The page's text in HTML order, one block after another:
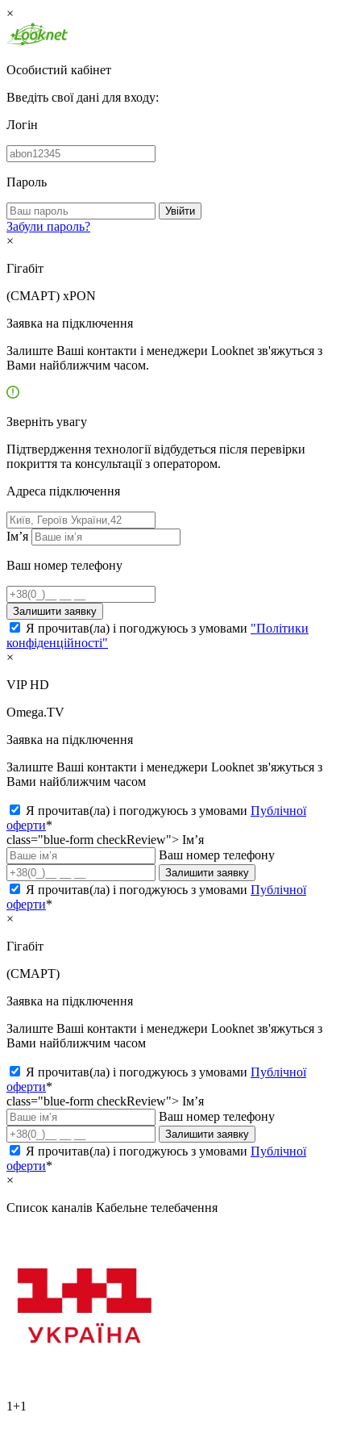
×
Особистий кабінет
Введіть свої дані для входу:
Логін
Пароль
Увійти
Забули пароль?
×
Гігабіт
(СМАРТ) xPON
Заявка на підключення
Залиште Ваші контакти і менеджери Looknet зв'яжуться з
Вами найближчим часом.
Зверніть увагу
Підтвердження технології відбудеться після перевірки
покриття та консультації з оператором.
Адресa підключення
Ім’я
Ваш номер телефону
Залишити заявку
Я прочитав(ла) і погоджуюсь з умовами "Політики
конфіденційності"
×
VIP HD
Omega.TV
Заявка на підключення
Залиште Ваші контакти і менеджери Looknet зв'яжуться з
Вами найближчим часом
Я прочитав(ла) і погоджуюсь з умовами Публічної
оферти*
class="blue-form checkReview"> Ім’я
Ваш номер телефону
Залишити заявку
Я прочитав(ла) і погоджуюсь з умовами Публічної
оферти*
×
Гігабіт
(СМАРТ)
Заявка на підключення
Залиште Ваші контакти і менеджери Looknet зв'яжуться з
Вами найближчим часом
Я прочитав(ла) і погоджуюсь з умовами Публічної
оферти*
class="blue-form checkReview"> Ім’я
Ваш номер телефону
Залишити заявку
Я прочитав(ла) і погоджуюсь з умовами Публічної
оферти*
×
Список каналів Кабельне телебачення
1+1